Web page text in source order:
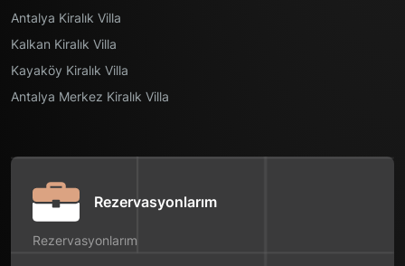
Antalya Kiralık Villa
Kalkan Kiralık Villa
Kayaköy Kiralık Villa
Antalya Merkez Kiralık Villa
Rezervasyonlarım
Rezervasyonlarım